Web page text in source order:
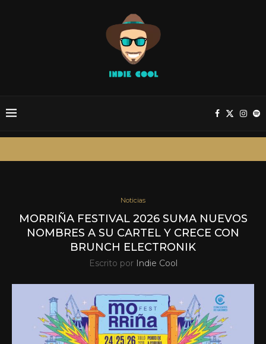
Noticias
MORRIÑA FESTIVAL 2026 SUMA NUEVOS
NOMBRES A SU CARTEL Y CRECE CON
BRUNCH ELECTRONIK
Escrito por Indie Cool